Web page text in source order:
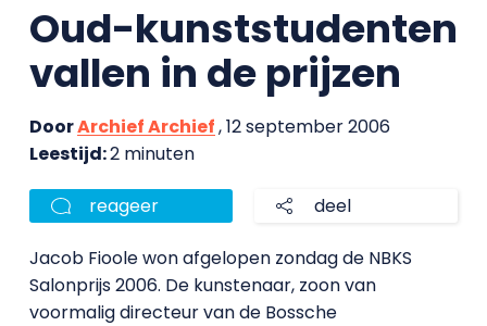
Oud-kunststudenten
vallen in de prijzen
DoorArchief Archief, 12 september 2006
Leestijd:2 minuten
reageer deel
Jacob Fioole won afgelopen zondag de NBKS
Salonprijs 2006. De kunstenaar, zoon van
voormalig directeur van de Bossche